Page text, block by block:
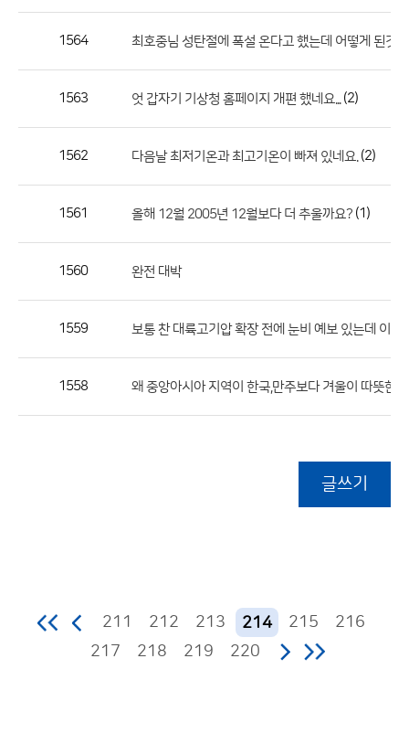
록
공
1564 최호중님 성탄절에 폭설 온다고 했는데 어떻게 된것
1563 엇 갑자기 기상청 홈페이지 개편 했네요... (2)
1562 다음날 최저기온과 최고기온이 빠져 있네요. (2)
1561 올해 12월 2005년 12월보다 더 추울까요? (1)
1560 완전 대박
1559 보통 찬 대륙고기압 확장 전에 눈비 예보 있는데 이번
1558 왜 중앙아시아 지역이 한국,만주보다 겨울이 따뜻한
글쓰기
211 212 213 214 215
216
217
218 219 220